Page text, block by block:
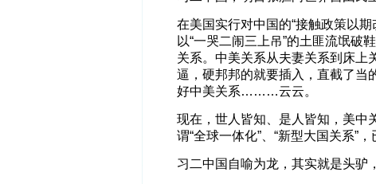
在美国实行对中国的“接触政策以
以“一哭二闹三上吊”的土匪流氓破
关系。中美关系从夫妻关系到床
逼，硬邦邦的就要插入，直截了当
好中美关系………云云。
现在，世人皆知、是人皆知，美中
谓“全球一体化”、“新型大国关系”，
习二中国自喻为龙，其实就是头驴